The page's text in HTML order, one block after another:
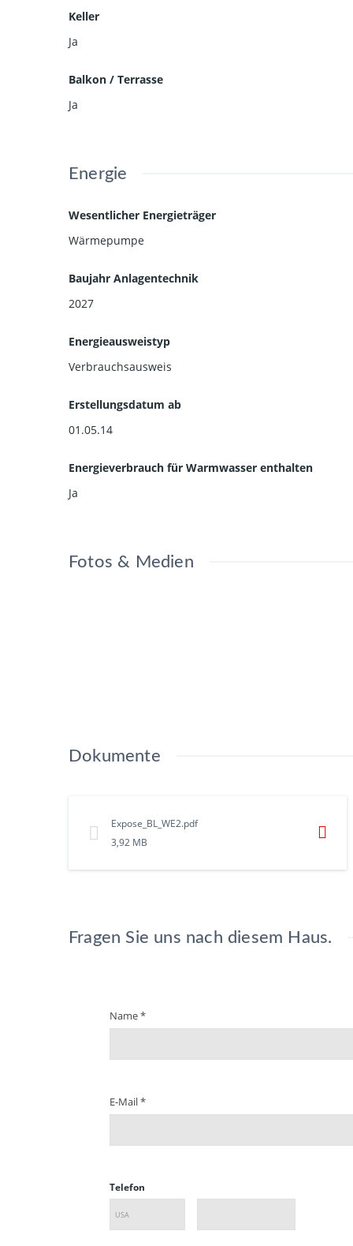
Keller
Ja
Balkon / Terrasse
Ja
Energie
Wesentlicher Energieträger
Wärmepumpe
Baujahr Anlagentechnik
2027
Energieausweistyp
Verbrauchsausweis
Erstellungsdatum ab
01.05.14
Energieverbrauch für Warmwasser enthalten
Ja
Fotos & Medien
Dokumente
Expose_BL_WE2.pdf
3,92 MB
Fragen Sie uns nach diesem Haus.
Name *
E-Mail *
Telefon